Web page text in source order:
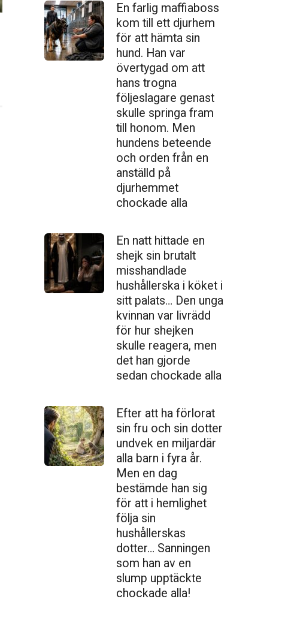
En farlig maffiaboss
kom till ett djurhem
för att hämta sin
hund. Han var
övertygad om att
hans trogna
följeslagare genast
skulle springa fram
till honom. Men
hundens beteende
och orden från en
anställd på
djurhemmet
chockade alla
En natt hittade en
shejk sin brutalt
misshandlade
hushållerska i köket i
sitt palats… Den unga
kvinnan var livrädd
för hur shejken
skulle reagera, men
det han gjorde
sedan chockade alla
Efter att ha förlorat
sin fru och sin dotter
undvek en miljardär
alla barn i fyra år.
Men en dag
bestämde han sig
för att i hemlighet
följa sin
hushållerskas
dotter… Sanningen
som han av en
slump upptäckte
chockade alla!